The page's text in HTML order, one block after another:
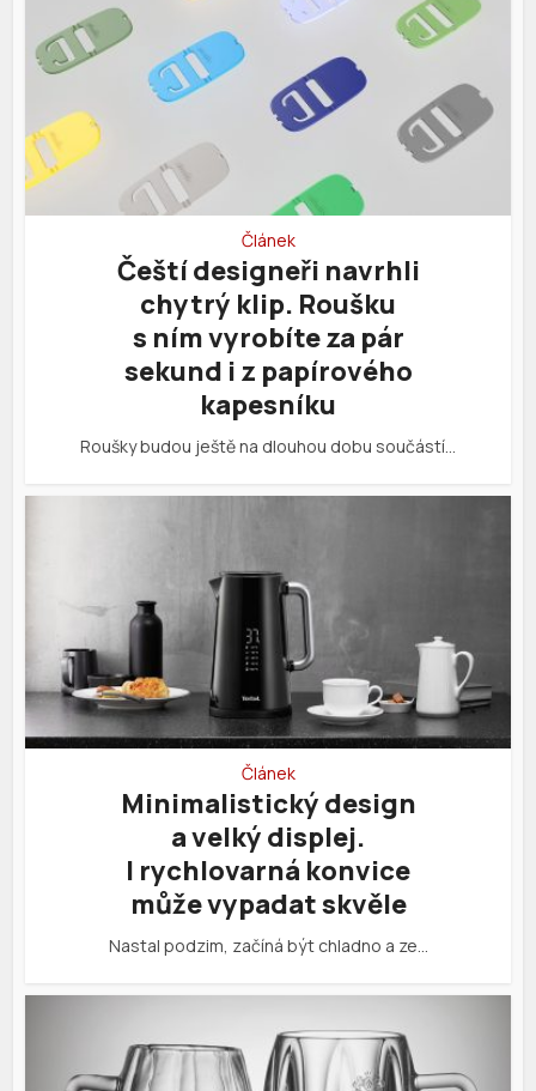
Článek
Čeští designeři navrhli
chytrý klip. Roušku
s ním vyrobíte za pár
sekund i z papírového
kapesníku
Roušky budou ještě na dlouhou dobu součástí…
Článek
Minimalistický design
a velký displej.
I rychlovarná konvice
může vypadat skvěle
Nastal podzim, začíná být chladno a ze…